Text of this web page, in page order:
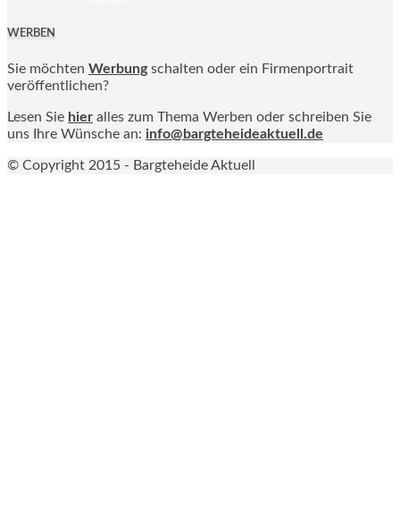
WERBEN
Sie möchten Werbung schalten oder ein Firmenportrait
veröffentlichen?
Lesen Sie hier alles zum Thema Werben oder schreiben Sie
uns Ihre Wünsche an: info@bargteheideaktuell.de
© Copyright 2015 - Bargteheide Aktuell